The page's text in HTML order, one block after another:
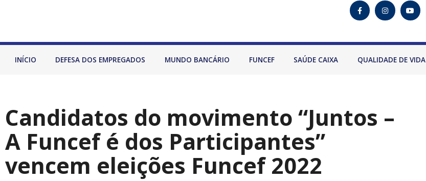
INÍCIO DEFESA DOS EMPREGADOS MUNDO BANCÁRIO FUNCEF SAÚDE CAIXA QUALIDADE DE VIDA
Candidatos do movimento “Juntos –
A Funcef é dos Participantes”
vencem eleições Funcef 2022